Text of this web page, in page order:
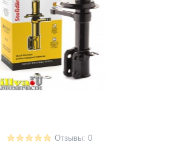
Отзывы: 0